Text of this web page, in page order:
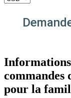
commandes
pour la